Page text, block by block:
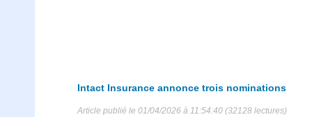
Intact Insurance annonce trois nominations
Article publié le 01/04/2026 à 11:54:40 (32128 lectures)